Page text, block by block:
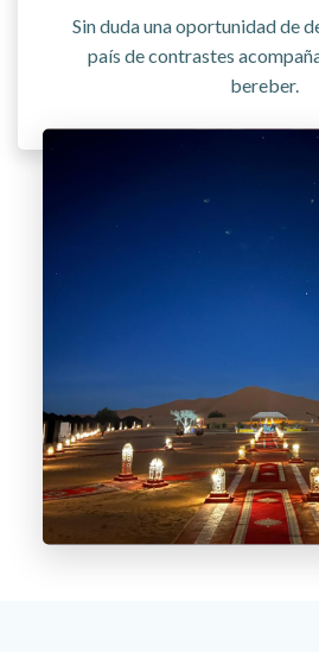
Sin duda una oportunidad de
país de contrastes
bereber.